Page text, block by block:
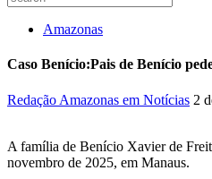
Amazonas
Caso Benício:Pais de Benício
Redação Amazonas em Notícias 2
A família de Benício Xavier de
novembro de 2025, em Manaus.